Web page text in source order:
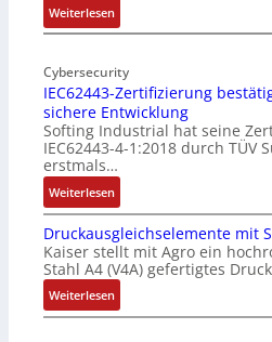
l
-
n
d
u
s
t
r
i
e
-
P
C
l
ä
Weiterlesen:
M
b
i
l
f
u
n
k
m
o
d
u
l
e
Cybersecurity
IEC62443-Zertifizierung
sichere Entwicklung
Softing Industrial hat seine
IEC62443-4-1:2018 durch TÜV
erstmals…
Weiterlesen:
I
E
6
2
4
Druckausgleichselemente mit
Kaiser stellt mit Agro ein
Stahl A4 (V4A) gefertigtes
Weiterlesen:
D